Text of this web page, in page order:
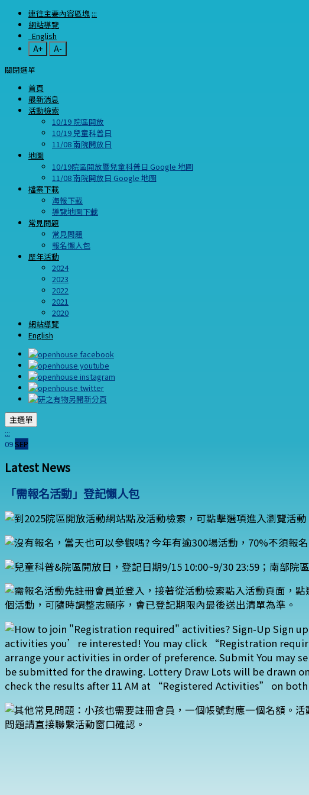
連往主要內容區塊 :::
網站導覽
English
A+
A-
關閉選單
首頁
最新消息
活動檢索
10/19 院區開放
10/19 兒童科普日
11/08 南院開放日
地圖
10/19院區開放暨兒童科普日 Google 地圖
11/08 南院開放日 Google 地圖
檔案下載
海報下載
導覽地圖下載
常見問題
常見問題
報名懶人包
歷年活動
2024
2023
2022
2021
2020
網站導覽
English
主選單
:::
09SEP
Latest News
「需報名活動」登記懶人包